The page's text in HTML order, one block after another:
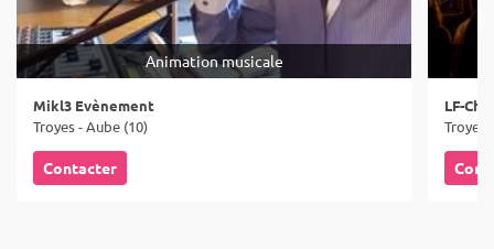
Animation musicale
Mikl3 Evènement
Troyes - Aube (10)
Contacter
LF-
Troyes